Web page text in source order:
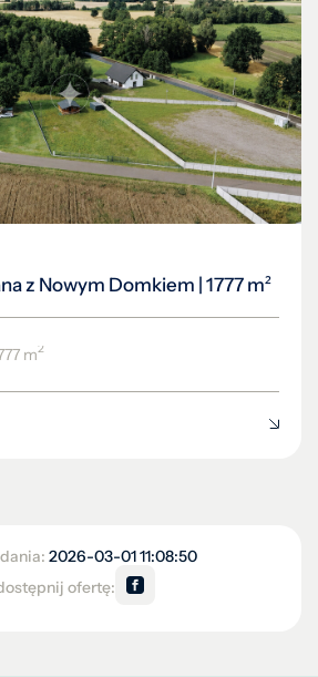
z Nowym Domkiem | 1777 m²
m2
2026-03-01 11:08:50
ofertę: